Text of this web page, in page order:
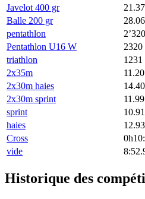
Javelot 400 gr
21.37
Balle 200 gr
28.06
pentathlon
2’320
Pentathlon U16 W
2320
triathlon
1231
2x35m
11.20
2x30m haies
14.40
2x30m sprint
11.99
sprint
10.91
haies
12.93
Cross
vide
Historique des